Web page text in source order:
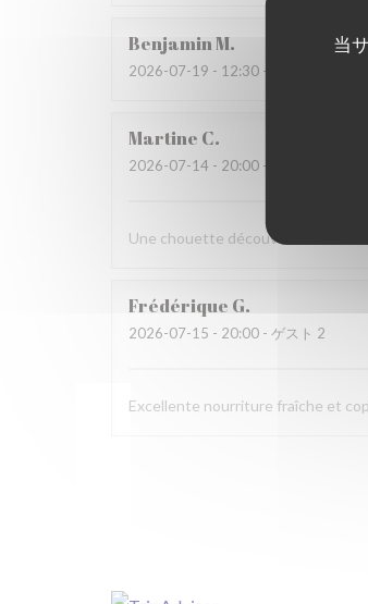
当
BenjaminM
2026-07-19 - 12:30 - ゲスト 2
Martine C
2026-07-14 - 20:00 - ゲスト 6
Une chouette découverte!
Frédérique G
2026-07-15 - 20:00 - ゲスト 2
Excellente nourriture fraîche et